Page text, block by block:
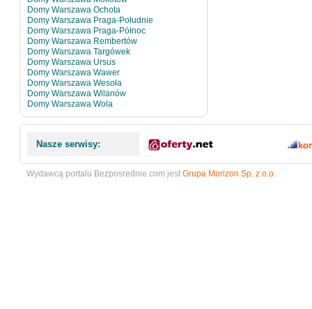
Domy Warszawa Ochota
Domy Warszawa Praga-Południe
Domy Warszawa Praga-Północ
Domy Warszawa Rembertów
Domy Warszawa Targówek
Domy Warszawa Ursus
Domy Warszawa Wawer
Domy Warszawa Wesoła
Domy Warszawa Wilanów
Domy Warszawa Wola
Nasze serwisy:
Wydawcą portalu Bezposrednie.com jest Grupa Morizon Sp. z o.o.